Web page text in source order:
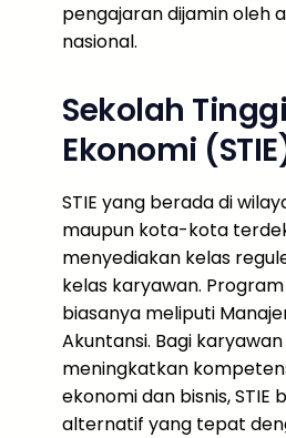
pengajaran dijamin oleh
nasional.
Sekolah
Ekonomi
STIE yang berada di
maupun kota-kota
menyediakan kelas
kelas karyawan.
biasanya meliputi
Akuntansi. Bagi
meningkatkan
ekonomi dan bisnis, STIE
alternatif yang tepat